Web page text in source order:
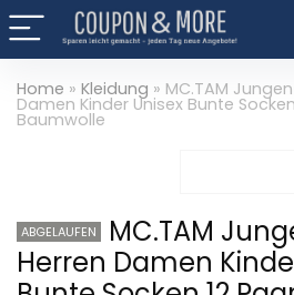
Home » Kleidung » MC.TAM
Damen Kinder Unisex Bunte
Baumwolle
ABGELAUFEN
MC.TAM
Herren Damen